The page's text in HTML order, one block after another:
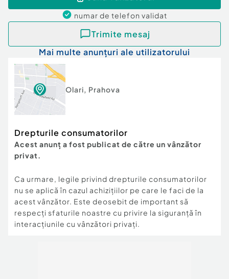
numar de telefon validat
Trimite mesaj
Mai multe anunțuri ale utilizatorului
Olari, Prahova
Drepturile consumatorilor
Acest anunț a fost publicat de către un vânzător
privat.
Ca urmare, legile privind drepturile consumatorilor
nu se aplică în cazul achizițiilor pe care le faci de la
acest vânzător. Este deosebit de important să
respecți sfaturile noastre cu privire la siguranță în
interacțiunile cu vânzători privați.